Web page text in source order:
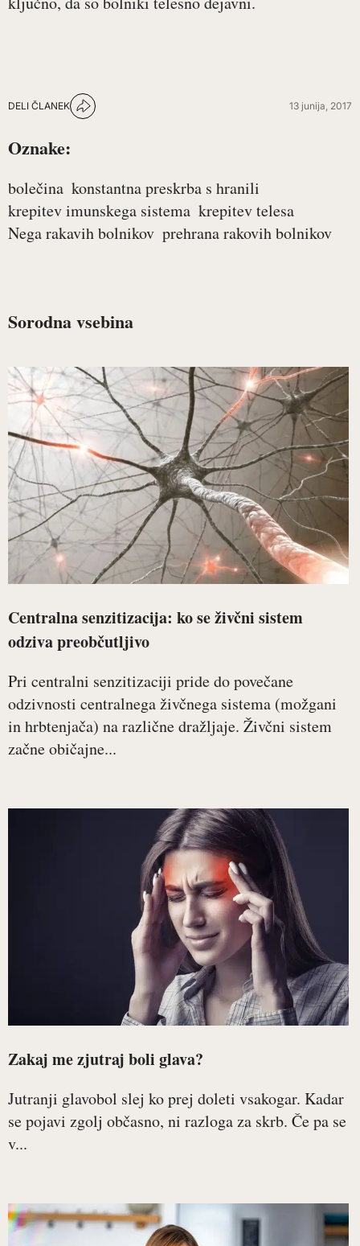
DELI ČLANEK 13 junija, 2017
Oznake:
bolečina konstantna preskrba s hranili
krepitev imunskega sistema krepitev telesa
Nega rakavih bolnikov prehrana rakovih bolnikov
Sorodna vsebina
Centralna senzitizacija: ko se živčni sistem
odziva preobčutljivo
Pri centralni senzitizaciji pride do povečane
odzivnosti centralnega živčnega sistema (možgani
in hrbtenjača) na različne dražljaje. Živčni sistem
začne običajne...
Zakaj me zjutraj boli glava?
Jutranji glavobol slej ko prej doleti vsakogar. Kadar
se pojavi zgolj občasno, ni razloga za skrb. Če pa se
v...